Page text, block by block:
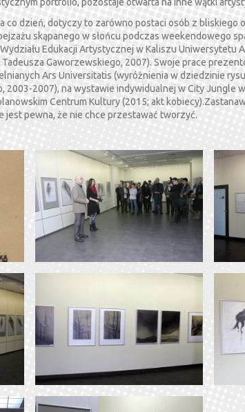
co dzień, dotyczy to zarówno postaci osób z bliskiego
skąpanego w słońcu podczas weekendowego
Edukacji Artystycznej w Kaliszu Uniwersytetu
Gaworzewskiego, 2007). Swoje prace
Ars Universitatis (wyróżnienia w dziedzinie
2007), na wystawie indywidualnej w City Jungle
Centrum Kultury (2015; akt
jest pewna, że nie chce przestawać tworzyć.